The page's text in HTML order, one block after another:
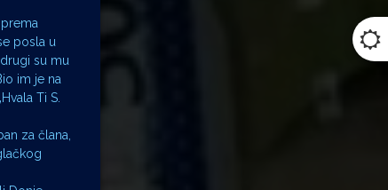
posla u
su mu
im je na
Ti S.
za člana,